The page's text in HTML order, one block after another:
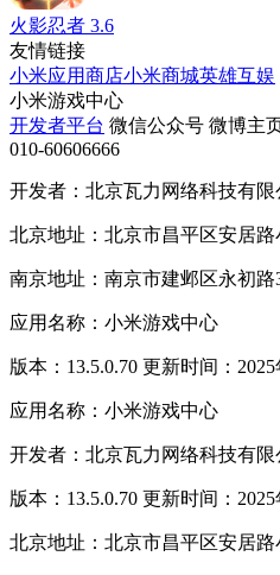
火影忍者 3.6
友情链接
小米应用商店小米商城英雄互娱
小米游戏中心
开发者平台 微信公众号 微博主
010-60606666
开发者：北京瓦力网络科技有限
北京地址：北京市昌平区安居路
南京地址：南京市建邺区永初路
应用名称：小米游戏中心
版本：13.5.0.70 更新时间：2025
应用名称：小米游戏中心
开发者：北京瓦力网络科技有限
版本：13.5.0.70 更新时间：2025
北京地址：北京市昌平区安居路